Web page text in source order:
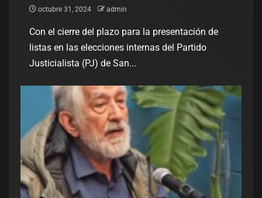
octubre 31, 2024 admin
Con el cierre del plazo para la presentación de
listas en las elecciones internas del Partido
Justicialista (PJ) de San...